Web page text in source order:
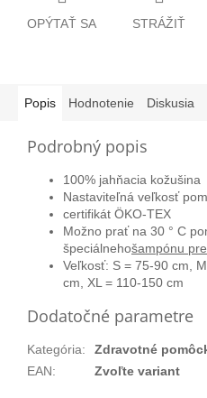
OPÝTAŤ SA STRÁŽIŤ
Popis Hodnotenie Diskusia
Podrobný popis
100% jahňacia kožušina
Nastaviteľná veľkosť
certifikát ÖKO-TEX
Možno prať na 30 ° C
špeciálnehošampónu
Veľkosť: S = 75-90 cm,
cm, XL = 110-150 cm
Dodatočné parametre
Kategória:
Zdravotné
EAN: Zvoľte variant